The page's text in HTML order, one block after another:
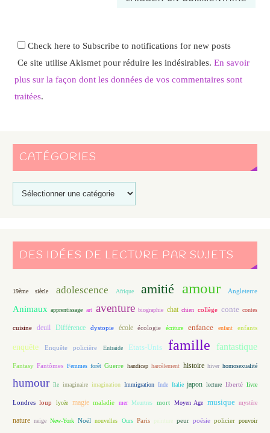
Check here to Subscribe to notifications for new posts
Ce site utilise Akismet pour réduire les indésirables. En savoir
plus sur la façon dont les données de vos commentaires sont
traitées.
CATÉGORIES
DES IDÉES DE LECTURE PAR SUJETS
19ème siècle adolescence Afrique amitié amour Angleterre
Animaux apprentissage art aventure biographie chat chien collège conte contes
cuisine deuil Différence dystopie école écologie écriture enfance enfant enfants
enquête Enquête policière Entraide Etats-Unis famille fantastique
Fantasy Fantômes Femmes forêt Guerre handicap harcèlement histoire hiver homosexualité
humour île imaginaire imagination Immigration Inde Italie japon lecture liberté livre
Londres loup lycée magie maladie mer Meurtres mort Moyen Age musique mystère
nature neige New-York Noël nouvelles Ours Paris peinture peur poésie policier pouvoir